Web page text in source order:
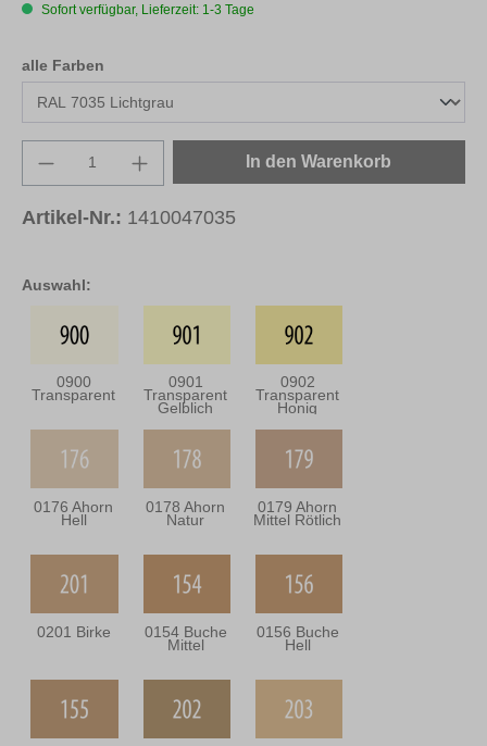
Auswahl:
0900
Transparent
0901
Transparent
Gelblich
0902
Transparent
Honig
0176 Ahorn
Hell
0178 Ahorn
Natur
0179 Ahorn
Mittel Rötlich
0201 Birke 0154 Buche
Mittel
0156 Buche
Hell
Sofort verfügbar, Lieferzeit: 1-3 Tage
alle Farben
Produkt Anzahl: Gib den gewünschten
In den Warenkorb
Artikel-Nr.: 1410047035